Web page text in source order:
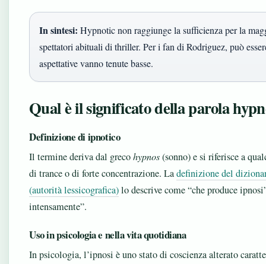
In sintesi: Hypnotic non raggiunge la sufficienza per la
spettatori abituali di thriller. Per i fan di Rodriguez, può
aspettative vanno tenute basse.
Qual è il significato della parola
Definizione di ipnotico
Il termine deriva dal grecohypnos(sonno) e si riferisce a
di trance o di forte concentrazione. Ladefinizione del
(autorità lessicografica)lo descrive come “che produce
intensamente”.
Uso in psicologia e nella vita quotidiana
In psicologia, l’ipnosi è uno stato di coscienza alterato